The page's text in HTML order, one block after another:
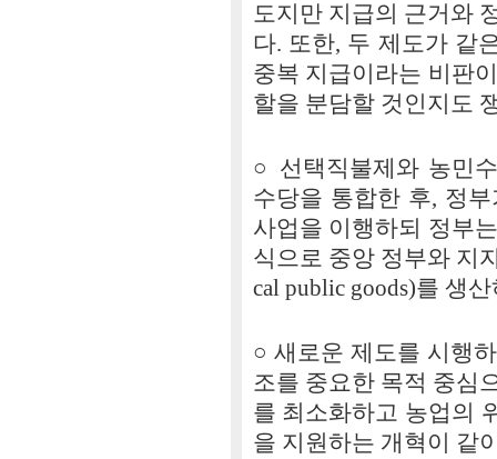
도지만 지급의 근거와
다. 또한, 두 제도가 같
중복 지급이라는 비판
할을 분담할 것인지도
○ 선택직불제와 농민
수당을 통합한 후, 정
사업을 이행하되 정부
식으로 중앙 정부와 지
cal public goods)를 생
○ 새로운 제도를 시행
조를 중요한 목적 중심
를 최소화하고 농업의
을 지원하는 개혁이 같